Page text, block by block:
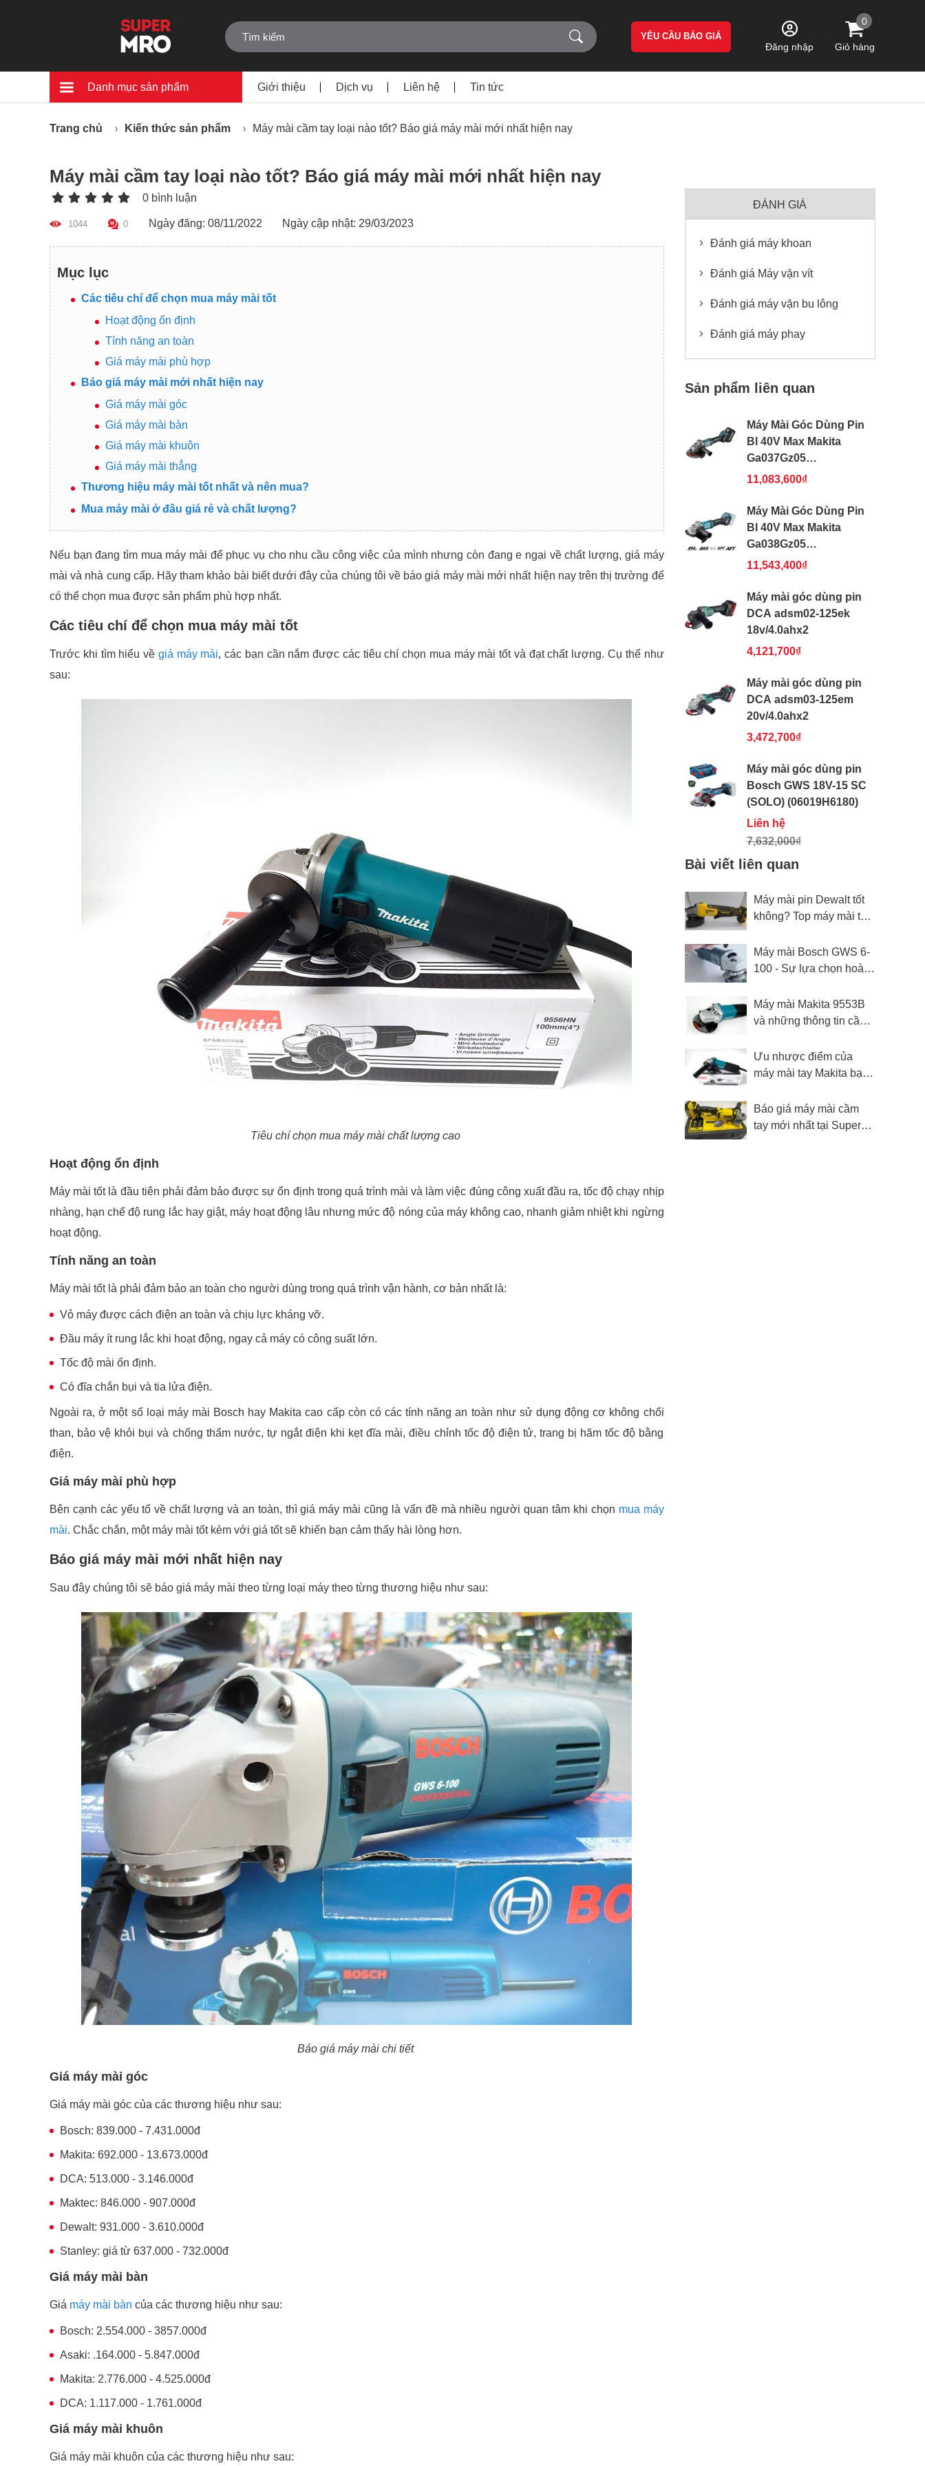
YÊU CẦU BÁO GIÁ
Đăng nhập
0
Giỏ hàng
Danh mục sản phẩm Giới thiệu Dịch vụ Liên hệ Tin tức
Trang chủ Kiến thức sản phẩm Máy mài cầm tay loại nào tốt? Báo giá máy mài mới nhất hiện nay
Máy mài cầm tay loại nào tốt? Báo giá máy mài mới nhất hiện nay
0 bình luận
1044 0 Ngày đăng: 08/11/2022 Ngày cập nhật: 29/03/2023
Mục lục
Các tiêu chí để chọn mua máy mài tốt
Hoạt động ổn định
Tính năng an toàn
Giá máy mài phù hợp
Báo giá máy mài mới nhất hiện nay
Giá máy mài góc
Giá máy mài bàn
Giá máy mài khuôn
Giá máy mài thẳng
Thương hiệu máy mài tốt nhất và nên mua?
Mua máy mài ở đâu giá rẻ và chất lượng?
Nếu bạn đang tìm mua máy mài để phục vụ cho nhu cầu công việc của mình nhưng còn đang e ngại về chất lượng, giá máy
mài và nhà cung cấp. Hãy tham khảo bài biết dưới đây của chúng tôi về báogiá máy mài mới nhất hiện nay trên thị trường để
có thể chọn mua được sản phẩm phù hợp nhất.
Các tiêu chí để chọn mua máy mài tốt
Trước khi tìm hiểu về giá máy mài, các bạn cần nắm được các tiêu chí chọn mua máy mài tốt và đạt chất lượng. Cụ thể như
sau:
Tiêu chí chọn mua máy mài chất lượng cao
Hoạt động ổn định
Máy mài tốt là đầu tiên phải đảm bảo được sự ổn định trong quá trình mài và làm việc đúng công xuất đầu ra, tốc độ chạy nhịp
nhàng, hạn chế độ rung lắc hay giật, máy hoạt động lâu nhưng mức độ nóng của máy không cao, nhanh giảm nhiệt khi ngừng
hoạt động.
Tính năng an toàn
Máy mài tốt là phải đảm bảo an toàn cho người dùng trong quá trình vận hành, cơ bản nhất là:
Vỏ máy được cách điện an toàn và chịu lực kháng vỡ.
Đầu máy ít rung lắc khi hoạt động, ngay cả máy có công suất lớn.
Tốc độ mài ổn định.
Có đĩa chắn bụi và tia lửa điện.
Ngoài ra, ở một số loại máy mài Bosch hay Makita cao cấp còn có các tính năng an toàn như sử dụng động cơ không chổi
than, bảo vệ khỏi bụi và chống thấm nước, tự ngắt điện khi kẹt đĩa mài, điều chỉnh tốc độ điện tử, trang bị hãm tốc độ bằng
điện.
Giá máy mài phù hợp
Bên cạnh các yếu tố về chất lượng và an toàn, thì giá máy mài cũng là vấn đề mà nhiều người quan tâm khi chọn mua máy
mài. Chắc chắn, một máy mài tốt kèm với giá tốt sẽ khiến bạn cảm thấy hài lòng hơn.
Báo giá máy mài mới nhất hiện nay
Sau đây chúng tôi sẽ báo giá máy mài theo từng loại máy theo từng thương hiệu như sau:
Báo giá máy mài chi tiết
Giá máy mài góc
Giá máy mài góc của các thương hiệu như sau:
Bosch: 839.000 - 7.431.000đ
Makita: 692.000 - 13.673.000đ
DCA: 513.000 - 3.146.000đ
Maktec: 846.000 - 907.000đ
Dewalt: 931.000 - 3.610.000đ
Stanley: giá từ 637.000 - 732.000đ
Giá máy mài bàn
Giá máy mài bàn của các thương hiệu như sau:
Bosch: 2.554.000 - 3857.000đ
Asaki: .164.000 - 5.847.000đ
Makita: 2.776.000 - 4.525.000đ
DCA: 1.117.000 - 1.761.000đ
Giá máy mài khuôn
Giá máy mài khuôn của các thương hiệu như sau:
ĐÁNH GIÁ
Đánh giá máy khoan
Đánh giá Máy vặn vít
Đánh giá máy vặn bu lông
Đánh giá máy phay
Sản phẩm liên quan
Máy Mài Góc Dùng Pin
Bl 40V Max Makita
Ga037Gz05
180Mm/Công Tắc
11,083,600₫
Máy Mài Góc Dùng Pin
Bl 40V Max Makita
Ga038Gz05
230Mm/Công Tắc
11,543,400₫
Máy mài góc dùng pin
DCA adsm02-125ek
18v/4.0ahx2
4,121,700₫
Máy mài góc dùng pin
DCA adsm03-125em
20v/4.0ahx2
3,472,700₫
Máy mài góc dùng pin
Bosch GWS 18V-15 SC
(SOLO) (06019H6180)
Liên hệ
7,632,000₫
Bài viết liên quan
Máy mài pin Dewalt tốt
không? Top máy mài tốt
Máy mài Bosch GWS 6-
100 - Sự lựa chọn hoàn
Máy mài Makita 9553B
và những thông tin cần
Ưu nhược điểm của
máy mài tay Makita bạn
Báo giá máy mài cầm
tay mới nhất tại Super